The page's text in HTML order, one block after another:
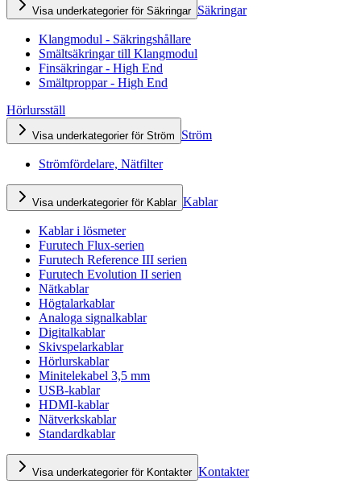
Visa underkategorier för Säkringar Säkringar
Klangmodul - Säkringshållare
Smältsäkringar till Klangmodul
Finsäkringar - High End
Smältproppar - High End
Hörlursställ
Visa underkategorier för Ström Ström
Strömfördelare, Nätfilter
Visa underkategorier för Kablar Kablar
Kablar i lösmeter
Furutech Flux-serien
Furutech Reference III serien
Furutech Evolution II serien
Nätkablar
Högtalarkablar
Analoga signalkablar
Digitalkablar
Skivspelarkablar
Hörlurskablar
Minitelekabel 3,5 mm
USB-kablar
HDMI-kablar
Nätverkskablar
Standardkablar
Visa underkategorier för Kontakter Kontakter